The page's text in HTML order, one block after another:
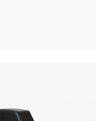
Аксессуары